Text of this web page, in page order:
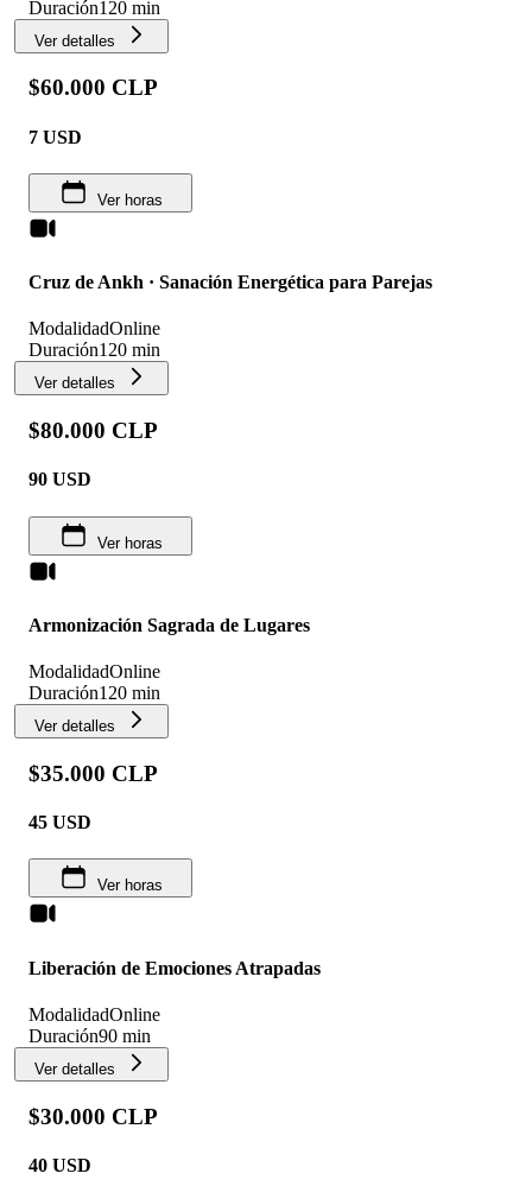
Duración120 min
Ver detalles
$60.000 CLP
7 USD
Ver horas
Cruz de Ankh · Sanación Energética para Parejas
ModalidadOnline
Duración120 min
Ver detalles
$80.000 CLP
90 USD
Ver horas
Armonización Sagrada de Lugares
ModalidadOnline
Duración120 min
Ver detalles
$35.000 CLP
45 USD
Ver horas
Liberación de Emociones Atrapadas
ModalidadOnline
Duración90 min
Ver detalles
$30.000 CLP
40 USD